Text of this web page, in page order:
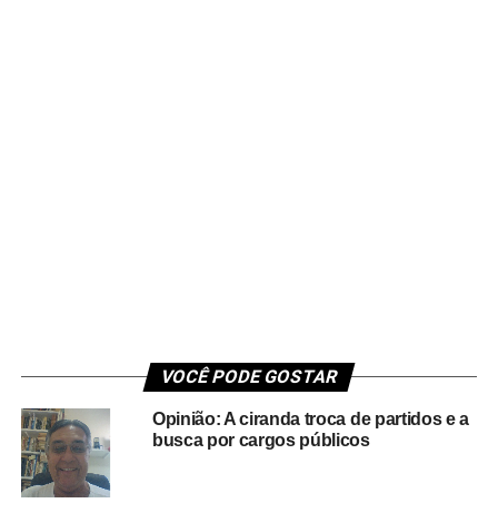
VOCÊ PODE GOSTAR
Opinião: A ciranda troca de partidos e a
busca por cargos públicos